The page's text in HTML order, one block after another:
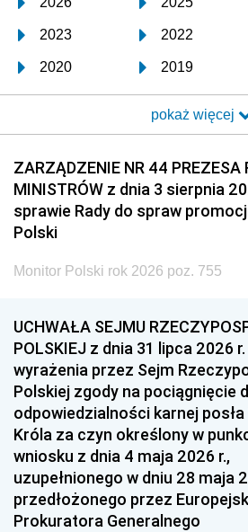
2023 2022
2020 2019
2017 2016
2014 2013
2011 2010
2008 2007
2005
1996 1995
1993 1992
1990 1989
1987 1986
1984 1983
1981 1980
1978 1977
pokaż więcej
ZARZĄDZENIE NR 44 PREZESA
MINISTRÓW z dnia 3 sierpnia
sprawie Rady do spraw
Polski
Monitor Polski rok 2026 poz. 755
UCHWAŁA SEJMU
POLSKIEJ z dnia 31 lipca 2026
wyrażenia przez Sejm
Polskiej zgody na pociągnięcie
odpowiedzialności karnej
Króla za czyn określony w
wniosku z dnia 4 maja 2026 r.,
uzupełnionego w dniu 28 maja
przedłożonego przez
Prokuratora Generalnego